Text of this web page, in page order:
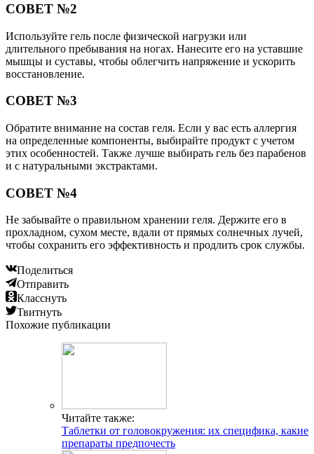
СОВЕТ №2
Используйте гель после физической нагрузки или
длительного пребывания на ногах. Нанесите его на уставшие
мышцы и суставы, чтобы облегчить напряжение и ускорить
восстановление.
СОВЕТ №3
Обратите внимание на состав геля. Если у вас есть аллергия
на определенные компоненты, выбирайте продукт с учетом
этих особенностей. Также лучше выбирать гель без парабенов
и с натуральными экстрактами.
СОВЕТ №4
Не забывайте о правильном хранении геля. Держите его в
прохладном, сухом месте, вдали от прямых солнечных лучей,
чтобы сохранить его эффективность и продлить срок службы.
Поделиться
Отправить
Класснуть
Твитнуть
Похожие публикации
Читайте также:
Таблетки от головокружения: их специфика, какие
препараты предпочесть